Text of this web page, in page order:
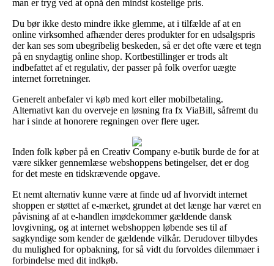
man er tryg ved at opnå den mindst kostelige pris.
Du bør ikke desto mindre ikke glemme, at i tilfælde af at en
online virksomhed afhænder deres produkter for en udsalgspris
der kan ses som ubegribelig beskeden, så er det ofte være et tegn
på en snydagtig online shop. Kortbestillinger er trods alt
indbefattet af et regulativ, der passer på folk overfor uægte
internet forretninger.
Generelt anbefaler vi køb med kort eller mobilbetaling.
Alternativt kan du overveje en løsning fra fx ViaBill, såfremt du
har i sinde at honorere regningen over flere uger.
Inden folk køber på en Creativ Company e-butik burde de for at
være sikker gennemlæse webshoppens betingelser, det er dog
for det meste en tidskrævende opgave.
Et nemt alternativ kunne være at finde ud af hvorvidt internet
shoppen er støttet af e-mærket, grundet at det længe har været en
påvisning af at e-handlen imødekommer gældende dansk
lovgivning, og at internet webshoppen løbende ses til af
sagkyndige som kender de gældende vilkår. Derudover tilbydes
du mulighed for opbakning, for så vidt du forvoldes dilemmaer i
forbindelse med dit indkøb.